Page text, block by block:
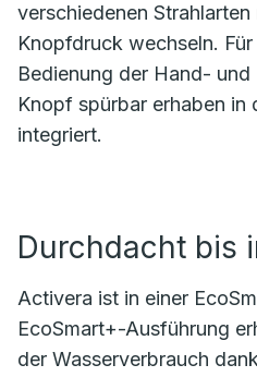
verschiedenen Strahlarten
Knopfdruck wechseln.
Bedienung der Hand-
Knopf spürbar erhaben in
integriert.
Durchdacht bis
Activera ist in einer
EcoSmart+-Ausführung
der Wasserverbrauch